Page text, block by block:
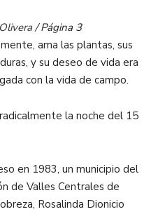
/ Página 3
ama las plantas, sus
y su deseo de vida era
con la vida de campo.
la noche del 15
en 1983, un municipio del
de Valles Centrales de
Rosalinda Dionicio